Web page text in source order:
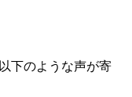
下のような声が寄